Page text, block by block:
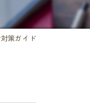
策ガイド